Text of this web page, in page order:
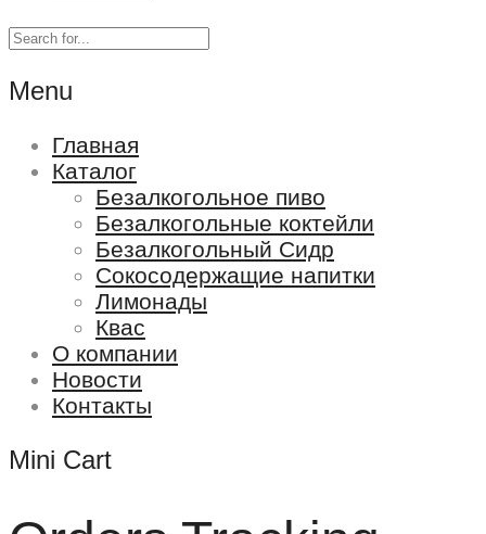
Menu
Главная
Каталог
Безалкогольное пиво
Безалкогольные коктейли
Безалкогольный Сидр
Сокосодержащие напитки
Лимонады
Квас
О компании
Новости
Контакты
Mini Cart